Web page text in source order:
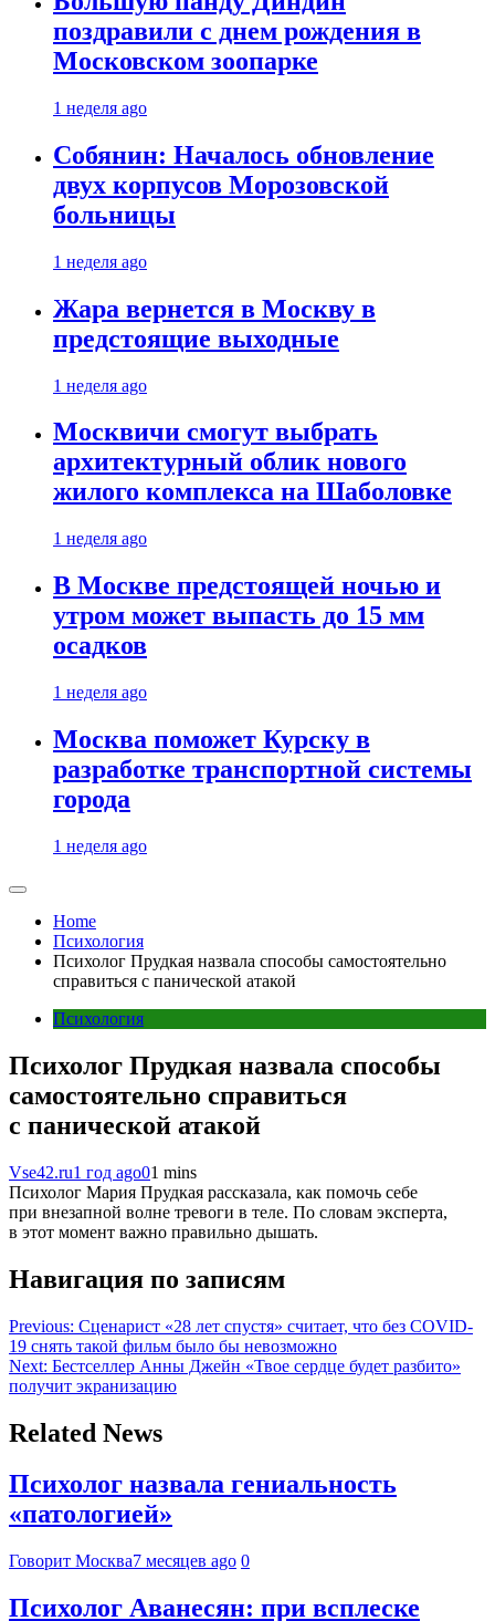
поздравили с днем рождения в
Московском зоопарке
1 неделя ago
Собянин: Началось обновление
двух корпусов Морозовской
больницы
1 неделя ago
Жара вернется в Москву в
предстоящие выходные
1 неделя ago
Москвичи смогут выбрать
архитектурный облик нового
жилого комплекса на Шаболовке
1 неделя ago
В Москве предстоящей ночью и
утром может выпасть до 15 мм
осадков
1 неделя ago
Москва поможет Курску в
разработке транспортной системы
города
1 неделя ago
Home
Психология
Психолог Прудкая назвала способы самостоятельно
справиться с панической атакой
Психология
Психолог Прудкая назвала способы
самостоятельно справиться
с панической атакой
Vse42.ru1 год ago01 mins
Психолог Мария Прудкая рассказала, как помочь себе
при внезапной волне тревоги в теле. По словам эксперта,
в этот момент важно правильно дышать.
Навигация по записям
Previous: Сценарист «28 лет спустя» считает, что без COVID-
19 снять такой фильм было бы невозможно
Next: Бестселлер Анны Джейн «Твое сердце будет разбито»
получит экранизацию
Related News
Психолог назвала гениальность
«патологией»
Говорит Москва7 месяцев ago 0
Психолог Аванесян: при всплеске